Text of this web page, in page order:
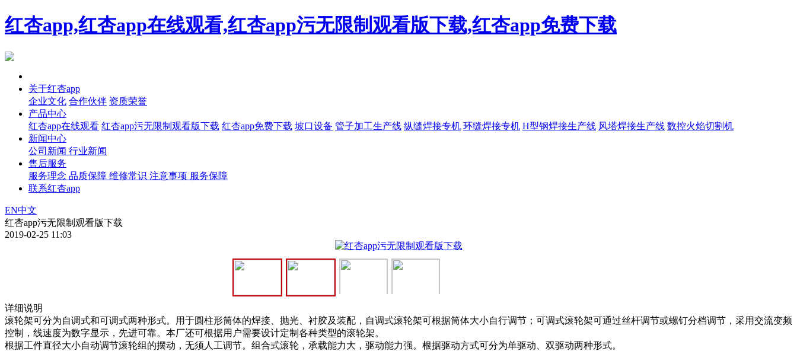
红杏app,红杏app在线观看,红杏app污无限制观看版下载,红杏app免费下载
关于红杏app
企业文化 合作伙伴 资质荣誉
产品中心
红杏app在线观看 红杏app污无限制观看版下载 红杏app免费下载 坡口设备 管子加工生产线 纵缝焊接专机 环缝焊接专机 H型钢焊接生产线 风塔焊接生产线 数控火焰切割机
新闻中心
公司新闻 行业新闻
售后服务
服务理念 品质保障 维修常识 注意事项 服务保障
联系红杏app
EN中文
红杏app污无限制观看版下载
2019-02-25 11:03
详细说明
滚轮架可分为自调式和可调式两种形式。用于圆柱形筒体的焊接、抛光、衬胶及装配，自调式滚轮架可根据筒体大小自行调节；可调式滚轮架可通过丝杆调节或螺钉分档调节，采用交流变频
控制，线速度为数字显示，先进可靠。本厂还可根据用户需要设计定制各种类型的滚轮架。
根据工件直径大小自动调节滚轮组的摆动，无须人工调节。组合式滚轮，承载能力大，驱动能力强。根据驱动方式可分为单驱动、双驱动两种形式。